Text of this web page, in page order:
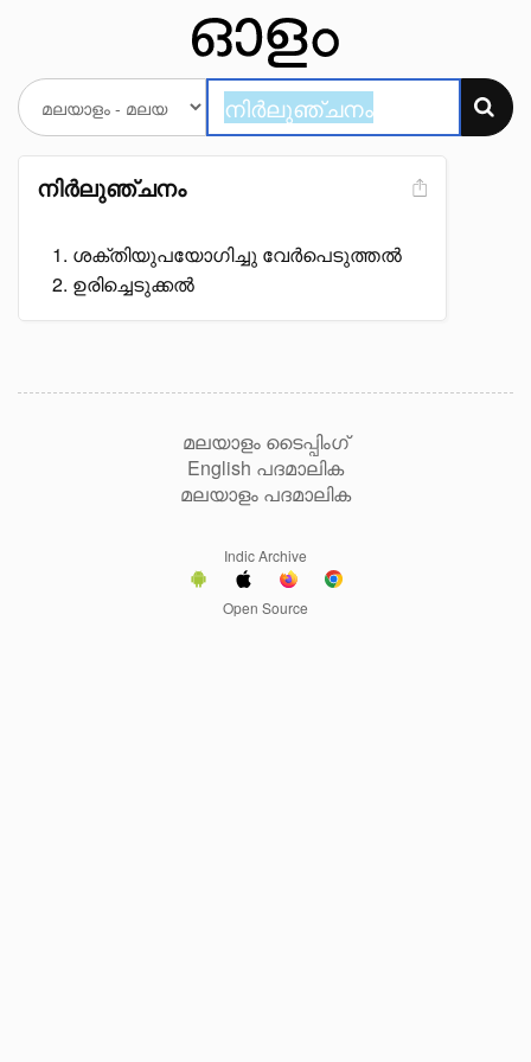
നിർലുഞ്ചനം
ശക്തിയുപയോഗിച്ചു വേർപെടുത്തൽ
ഉരിച്ചെടുക്കൽ
മലയാളം ടൈപ്പിംഗ്
English പദമാലിക
മലയാളം പദമാലിക
Indic Archive
Open Source